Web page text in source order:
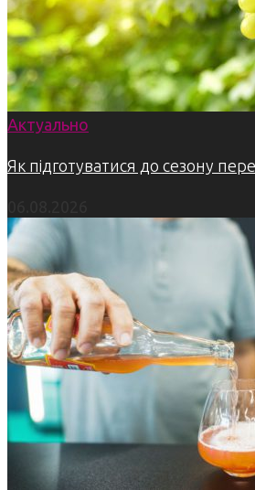
Актуально
Як підготуватися до сезону